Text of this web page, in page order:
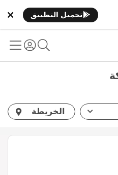
تحميل التطبيق
الخريطة